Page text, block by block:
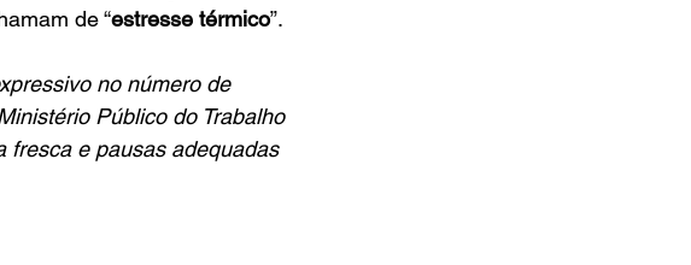
de “estresse térmico”.
no número de
Público do Trabalho
fresca e pausas adequadas